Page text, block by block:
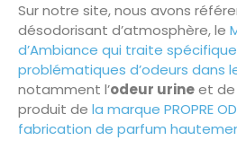
Sur notre site, nous avons
désodorisant d’atmosphère, le
d’Ambiance qui traite
problématiques d’odeurs dans
notamment l’odeur urineet de
produit de la marque PROPRE
fabrication de parfum